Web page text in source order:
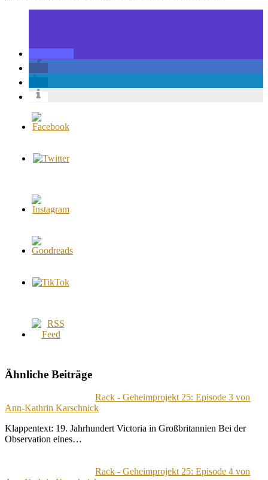
Ähnliche Beiträge
Rack - Geheimprojekt 25: Episode 3 von
Ann-Kathrin Karschnick
Klappentext: 19. Jahrhundert Victoria in Großbritannien Bei der
Observation eines…
Rack - Geheimprojekt 25: Episode 4 von